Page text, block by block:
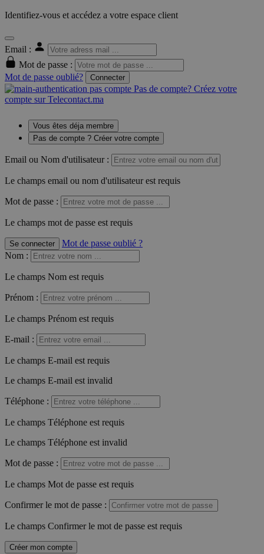
Identifiez-vous et accédez a votre espace client
Email :
Mot de passe :
Mot de passe oublié?
Connecter
Pas de compte? Créez votre
compte sur Telecontact.ma
Vous êtes déja membre
Pas de compte ? Créer votre compte
Email ou Nom d'utilisateur :
Le champs email ou nom d'utilisateur est requis
Mot de passe :
Le champs mot de passe est requis
Se connecter
Mot de passe oublié ?
Nom :
Le champs Nom est requis
Prénom :
Le champs Prénom est requis
E-mail :
Le champs E-mail est requis
Le champs E-mail est invalid
Téléphone :
Le champs Téléphone est requis
Le champs Téléphone est invalid
Mot de passe :
Le champs Mot de passe est requis
Confirmer le mot de passe :
Le champs Confirmer le mot de passe est requis
Créer mon compte